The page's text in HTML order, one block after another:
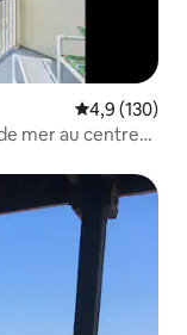
Note
4,9 (130)
mer au centre-